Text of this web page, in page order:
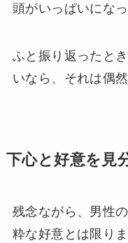
頭がいっぱいにな
ふと振り返ったと
いなら、それは偶
下心と好意を見
残念ながら、男性
粋な好意とは限りま